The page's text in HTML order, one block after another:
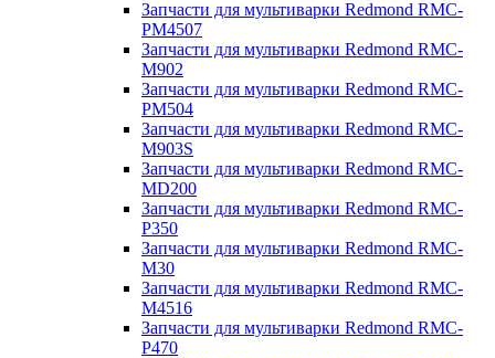
Запчасти для мультиварки Redmond RMC-
PM4507
Запчасти для мультиварки Redmond RMC-
M902
Запчасти для мультиварки Redmond RMC-
PM504
Запчасти для мультиварки Redmond RMC-
M903S
Запчасти для мультиварки Redmond RMC-
MD200
Запчасти для мультиварки Redmond RMC-
P350
Запчасти для мультиварки Redmond RMC-
M30
Запчасти для мультиварки Redmond RMC-
M4516
Запчасти для мультиварки Redmond RMC-
P470